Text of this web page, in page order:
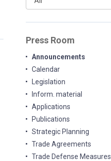
Press Room
Announcements
Calendar
Legislation
Inform. material
Applications
Publications
Strategic Planning
Trade Agreements
Trade Defense Measures